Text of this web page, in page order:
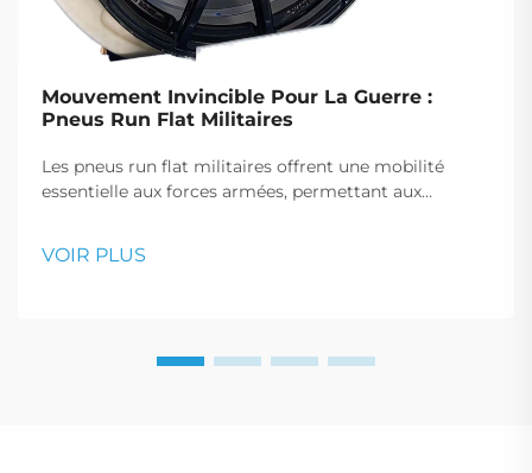
Mouvement Invincible Pour La Guerre :
Pneus Run Flat Militaires
Les pneus run flat militaires offrent une mobilité
essentielle aux forces armées, permettant aux
interventions d'urgence.
VOIR PLUS